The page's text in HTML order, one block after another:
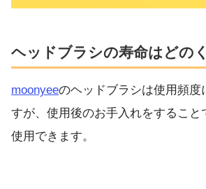
ヘッドブラシの寿命はどの
moonyeeのヘッドブラシは使用頻度
すが、 使用後のお手入れをすること
使用できます。